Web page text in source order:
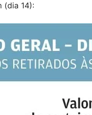
(dia 14):